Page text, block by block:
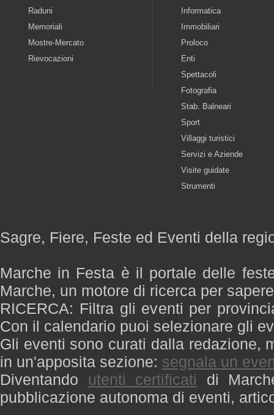
Raduni
Memoriali
Mostre-Mercato
Rievocazioni
Informatica
Immobiliari
Proloco
Enti
Spettacoli
Fotografia
Stab. Balneari
Sport
Villaggi turistici
Servizi e Aziende
Visite guidate
Strumenti
Sagre, Fiere, Feste ed Eventi della
Marche in Festa è il portale delle
Marche, un motore di ricerca per
RICERCA: Filtra gli eventi per
Con il calendario puoi selezionare gli
Gli eventi sono curati dalla redazione,
in un'apposita sezione: segnala un
Diventando utenti certificati di
pubblicazione autonoma di eventi,